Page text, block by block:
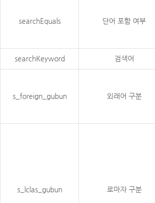
searchEquals 단어 포함 여부
searchKeyword 검색어
s_foreign_gubun 외래어 구분
s_lclas_gubun 로마자 구분